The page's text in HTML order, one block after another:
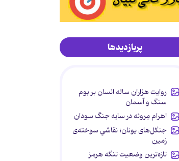
پربازدیدها
روایت هزاران ساله انسان بر بوم
سنگ و آسمان
اهرام مِروئه در سایه جنگ سودان
جنگل‌های یونان؛ نقاشیِ سوخته‌ی
زمین
تازه‌ترین وضعیت تنگه هرمز